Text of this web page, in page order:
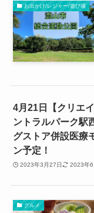
お出かけ/レジャー/遊び場
4月21日【クリエ
ントラルパーク駅
グストア併設医療
ン予定！
2023年3月27日 2023年6
グルメ